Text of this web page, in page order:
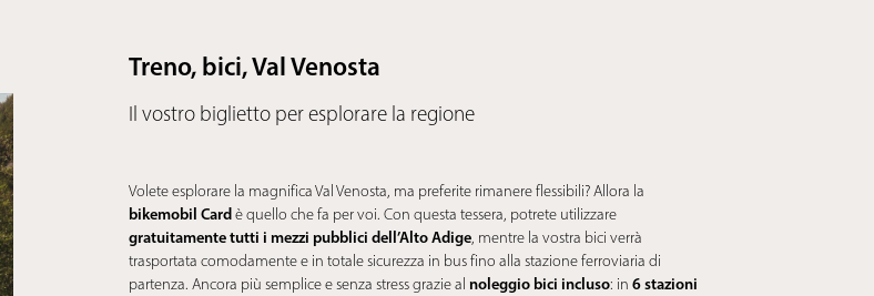
Treno, bici, Val Venosta
Il vostro biglietto per esplorare la regione
Volete esplorare la magnifica Val Venosta, ma preferite rimanere flessibili? Allora la
bikemobil Cardè quello che fa per voi. Con questa tessera, potrete utilizzare
gratuitamente tutti i mezzi pubblici dell’Alto Adige, mentre la vostra bici verrà
trasportata comodamente e in totale sicurezza in bus fino alla stazione ferroviaria di
partenza. Ancora più semplice e senza stress grazie al noleggio bici incluso: in 6 stazioni